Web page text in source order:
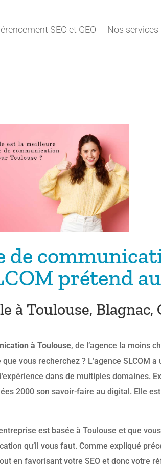
SEO et GEO Nos services
de
prétend
à Toulouse, Blagnac,
à Toulouse, de l’agence la moins
vous recherchez ? L’agence SLCOM
dans de multiples domaines.
2000 son savoir-faire au digital. Elle
est basée à Toulouse et que
qu’il vous faut. Comme expliqué
en favorisant votre SEO et donc votre